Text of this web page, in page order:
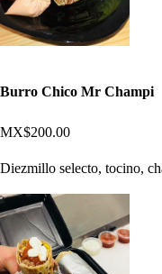
Burro Chico Mr Champi
MX$200.00
Diezmillo selecto, tocino,